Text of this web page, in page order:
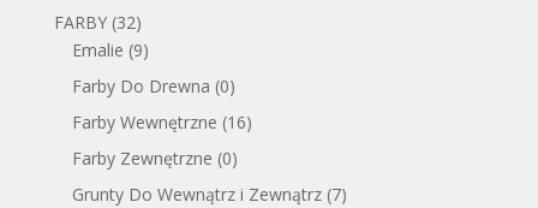
FARBY (32)
Emalie (9)
Farby Do Drewna (0)
Farby Wewnętrzne (16)
Farby Zewnętrzne (0)
Grunty Do Wewnątrz i Zewnątrz (7)